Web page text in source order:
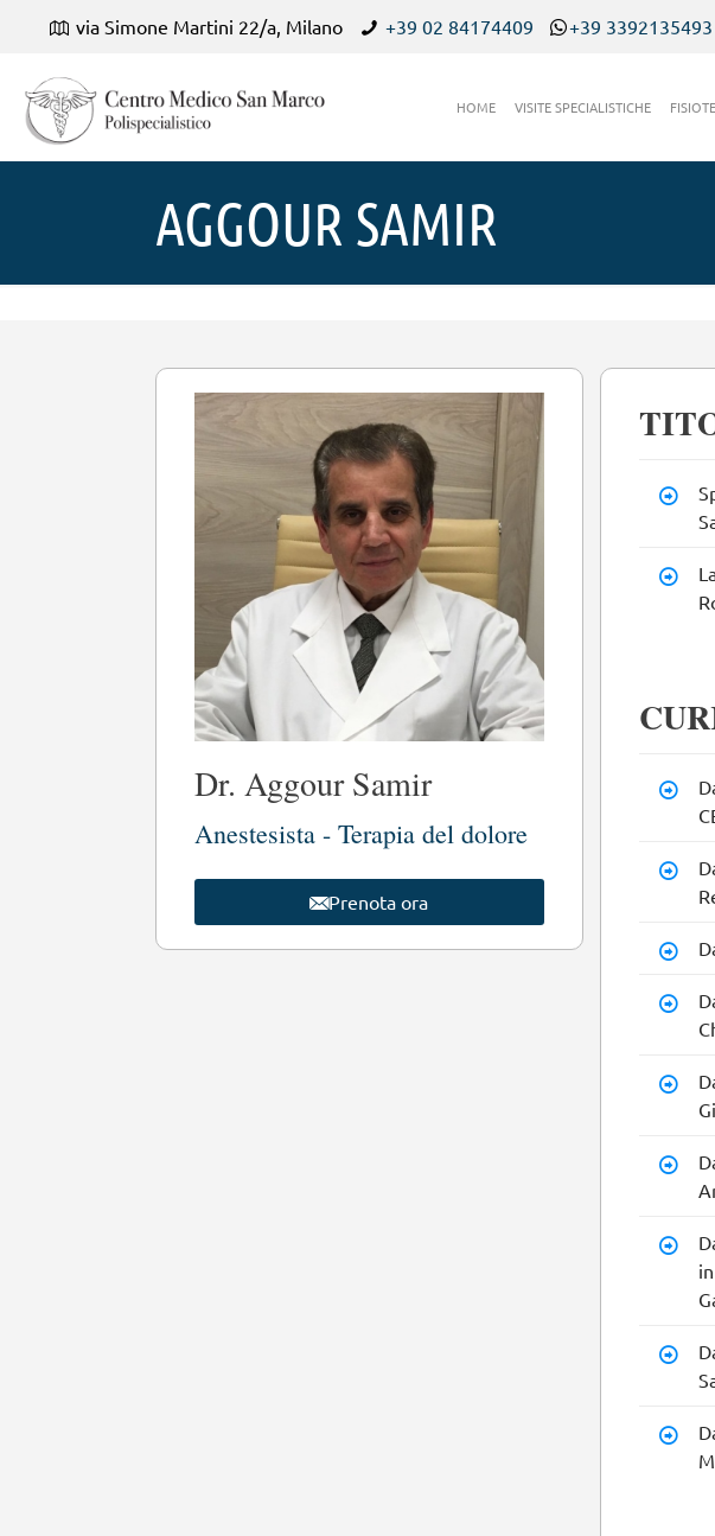
via Simone Martini 22/a, Milano +39 02 84174409 +39 3392135493
HOME VISITE SPECIALISTICHE
AGGOUR SAMIR
Dr. Aggour Samir
Anestesista - Terapia del dolore
Prenota ora